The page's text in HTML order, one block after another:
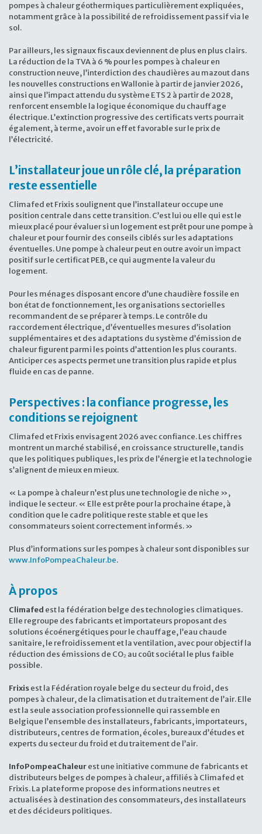
pompes à chaleur géothermiques particulièrement expliquées,
notamment grâce à la possibilité de refroidissement passif via le
sol.
Par ailleurs, les signaux fiscaux deviennent de plus en plus clairs.
La réduction de la TVA à 6 % pour les pompes à chaleur en
construction neuve, l’interdiction des chaudières au mazout dans
les nouvelles constructions en Wallonie à partir de janvier 2026,
ainsi que l’impact attendu du système ETS 2 à partir de 2028,
renforcent ensemble la logique économique du chauffage
électrique. L’extinction progressive des certificats verts pourrait
également, à terme, avoir un effet favorable sur le prix de
l’électricité.
L’installateur joue un rôle clé, la préparation
reste essentielle
Climafed et Frixis soulignent que l’installateur occupe une
position centrale dans cette transition. C’est lui ou elle qui est le
mieux placé pour évaluer si un logement est prêt pour une pompe à
chaleur et pour fournir des conseils ciblés sur les adaptations
éventuelles. Une pompe à chaleur peut en outre avoir un impact
positif sur le certificat PEB, ce qui augmente la valeur du
logement.
Pour les ménages disposant encore d’une chaudière fossile en
bon état de fonctionnement, les organisations sectorielles
recommandent de se préparer à temps. Le contrôle du
raccordement électrique, d’éventuelles mesures d’isolation
supplémentaires et des adaptations du système d’émission de
chaleur figurent parmi les points d’attention les plus courants.
Anticiper ces aspects permet une transition plus rapide et plus
fluide en cas de panne.
Perspectives : la confiance progresse, les
conditions se rejoignent
Climafed et Frixis envisagent 2026 avec confiance. Les chiffres
montrent un marché stabilisé, en croissance structurelle, tandis
que les politiques publiques, les prix de l’énergie et la technologie
s’alignent de mieux en mieux.
« La pompe à chaleur n’est plus une technologie de niche »,
indique le secteur. « Elle est prête pour la prochaine étape, à
condition que le cadre politique reste stable et que les
consommateurs soient correctement informés. »
Plus d’informations sur les pompes à chaleur sont disponibles sur
www.InfoPompeaChaleur.be.
À propos
Climafed est la fédération belge des technologies climatiques.
Elle regroupe des fabricants et importateurs proposant des
solutions écoénergétiques pour le chauffage, l’eau chaude
sanitaire, le refroidissement et la ventilation, avec pour objectif la
réduction des émissions de CO₂ au coût sociétal le plus faible
possible.
Frixisest la Fédération royale belge du secteur du froid, des
pompes à chaleur, de la climatisation et du traitement de l’air. Elle
est la seule association professionnelle qui rassemble en
Belgique l’ensemble des installateurs, fabricants, importateurs,
distributeurs, centres de formation, écoles, bureaux d’études et
experts du secteur du froid et du traitement de l’air.
InfoPompeaChaleurest une initiative commune de fabricants et
distributeurs belges de pompes à chaleur, affiliés à Climafed et
Frixis. La plateforme propose des informations neutres et
actualisées à destination des consommateurs, des installateurs
et des décideurs politiques.